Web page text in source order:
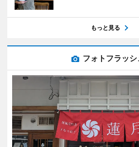
もっと見る
フォトフラッシ